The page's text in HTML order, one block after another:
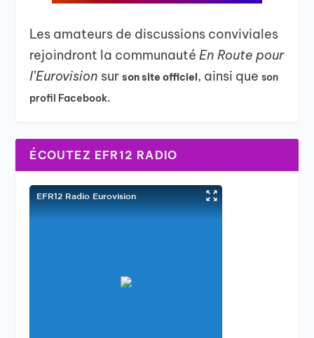
Les amateurs de discussions conviviales
rejoindront la communautéEn Route pour
l’Eurovision surson site officiel, ainsi queson
profil Facebook.
ÉCOUTEZ EFR12 RADIO